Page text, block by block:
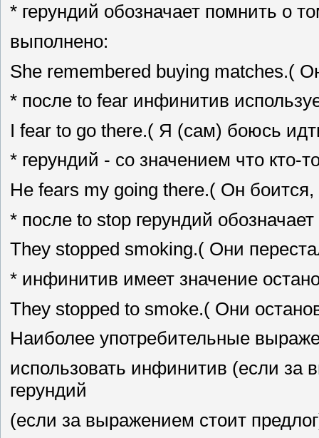
* герундий обозначает помнить о
выполнено:
She remembered buying matches.(
* после to fear инфинитив
I fear to go there.( Я (сам) боюсь
* герундий - со значением что кто-
Не fears my going there.( Он боится,
* после to stop герундий
They stopped smoking.( Они
* инфинитив имеет значение
They stopped to smoke.( Они
Наиболее употребительные
использовать инфинитив (если за
герундий
(если за выражением стоит